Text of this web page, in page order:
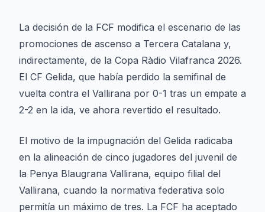
La decisión de la FCF modifica el escenario de las
promociones de ascenso a Tercera Catalana y,
indirectamente, de la Copa Ràdio Vilafranca 2026.
El CF Gelida, que había perdido la semifinal de
vuelta contra el Vallirana por 0-1 tras un empate a
2-2 en la ida, ve ahora revertido el resultado.
El motivo de la impugnación del Gelida radicaba
en la alineación de cinco jugadores del juvenil de
la Penya Blaugrana Vallirana, equipo filial del
Vallirana, cuando la normativa federativa solo
permitía un máximo de tres. La FCF ha aceptado